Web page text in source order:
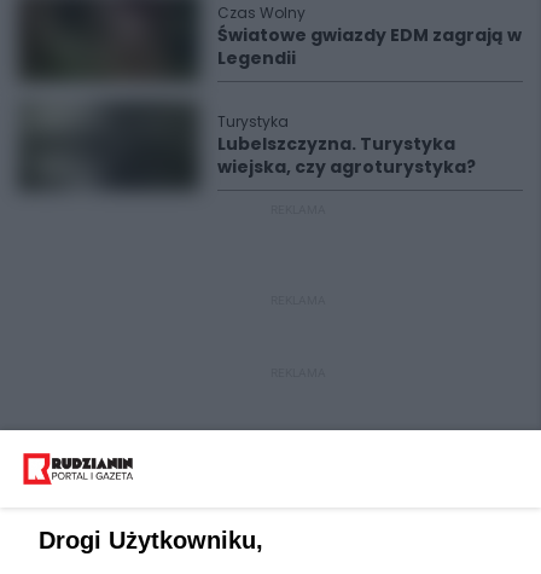
Czas Wolny
Światowe gwiazdy EDM zagrają w
Legendii
Turystyka
Lubelszczyzna. Turystyka
wiejska, czy agroturystyka?
Drogi Użytkowniku,